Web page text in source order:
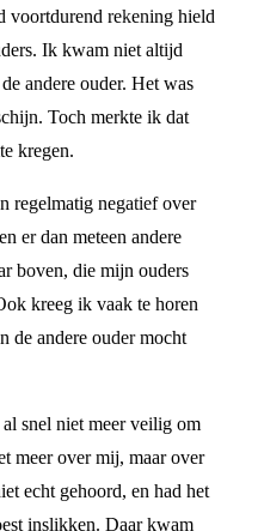
voortdurend rekening hield
Ik kwam niet altijd
andere ouder. Het was
Toch merkte ik dat
kregen.
regelmatig negatief over
er dan meteen andere
boven, die mijn ouders
kreeg ik vaak te horen
de andere ouder mocht
snel niet meer veilig om
meer over mij, maar over
echt gehoord, en had het
inslikken. Daar kwam